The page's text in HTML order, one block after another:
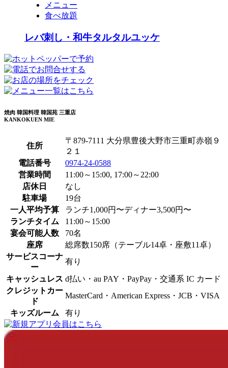
メニュー
食べ放題
レバ刺し・和牛タルタルユッケ
焼肉 韓国料理 韓国苑 三重店
KANKOKUEN MIE
住所
〒879-7111 大分県豊後大野市三重町赤嶺９
２１
電話番号
0974-24-0588
営業時間
11:00～15:00, 17:00～22:00
店休日
なし
駐車場
19台
一人平均予算
ランチ1,000円〜ディナー3,500円〜
ランチタイム
11:00～15:00
宴会可能人数
70名
座席
総席数150席（テーブル14卓・座敷11卓）
サービスコーナ
ー
有り
キャッシュレス d払い・au PAY・PayPay・交通系 IC カード
クレジットカー
ド
MasterCard・American Express・JCB・VISA
キッズルーム
有り